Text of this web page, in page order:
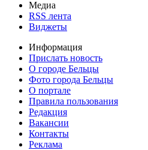
Медиа
RSS лента
Виджеты
Информация
Прислать новость
О городе Бельцы
Фото города Бельцы
О портале
Правила пользования
Редакция
Вакансии
Контакты
Реклама